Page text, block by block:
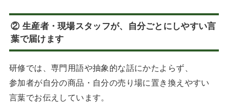
② 生産者・現場スタッフが、自分ごとにしやすい言
葉で届けます
研修では、専門用語や抽象的な話にかたよらず、
参加者が自分の商品・自分の売り場に置き換えやすい
言葉でお伝えしています。